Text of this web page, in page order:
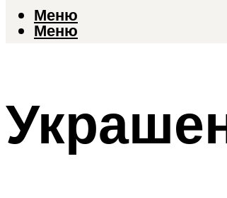
Меню
Меню